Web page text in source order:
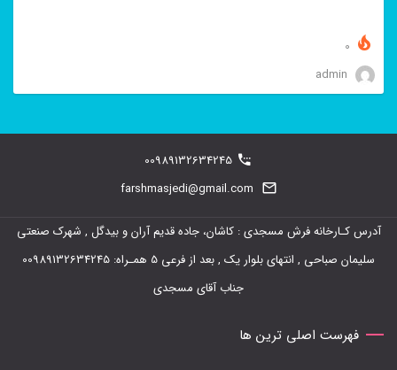
admin
00989132634245
farshmasjedi@gmail.com
آدرس کـارخانه فرش مسجدی : کاشان، جاده قدیم آران و بیدگل , شهرک صنعتی
سلیمان صباحی , انتهای بلوار یک , بعد از فرعی 5 همـراه: 00989132634245
جناب آقای مسجدی
فهرست اصلی ترین ها